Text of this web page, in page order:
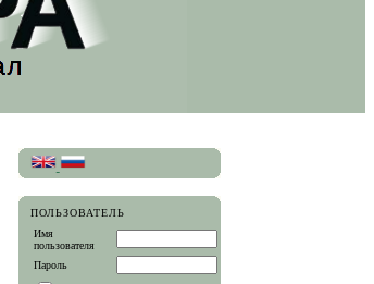
ПОЛЬЗОВАТЕЛЬ
Имя
пользователя
Пароль